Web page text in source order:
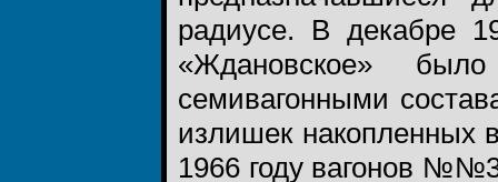
радиусе. В декабре
«Ждановское»
семивагонными
излишек накопленных
1966 году вагонов